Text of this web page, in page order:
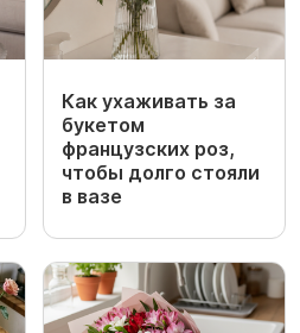
Как ухаживать за
букетом
французских роз,
чтобы долго стояли
в вазе